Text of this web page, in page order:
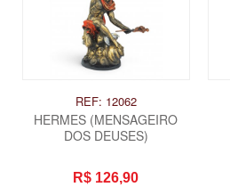
REF: 12062
HERMES (MENSAGEIRO
DOS DEUSES)
R$ 126,90